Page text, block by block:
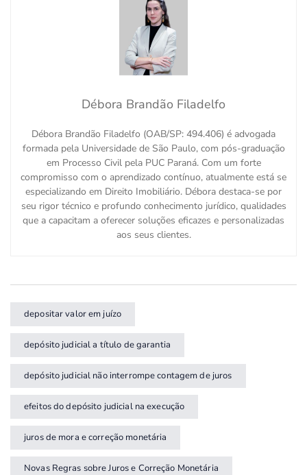
Débora Brandão Filadelfo
Débora Brandão Filadelfo (OAB/SP: 494.406) é advogada
formada pela Universidade de São Paulo, com pós-graduação
em Processo Civil pela PUC Paraná. Com um forte
compromisso com o aprendizado contínuo, atualmente está se
especializando em Direito Imobiliário. Débora destaca-se por
seu rigor técnico e profundo conhecimento jurídico, qualidades
que a capacitam a oferecer soluções eficazes e personalizadas
aos seus clientes.
depositar valor em juízo
depósito judicial a título de garantia
depósito judicial não interrompe contagem de juros
efeitos do depósito judicial na execução
juros de mora e correção monetária
Novas Regras sobre Juros e Correção Monetária